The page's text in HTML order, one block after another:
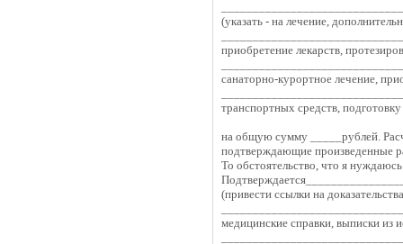
(указать - на лечение,
приобретение лекарств,
санаторно-курортное лечение,
транспортных средств,
на общую сумму _____рублей.
подтверждающие произведенные
То обстоятельство, что я
(привести ссылки на
медицинские справки, выписки из